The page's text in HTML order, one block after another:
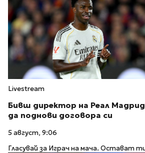
Livestream
Бивш директор на Реал
да поднови договора си
5 август, 9:06
Гласувай за Играч на мача. Остават